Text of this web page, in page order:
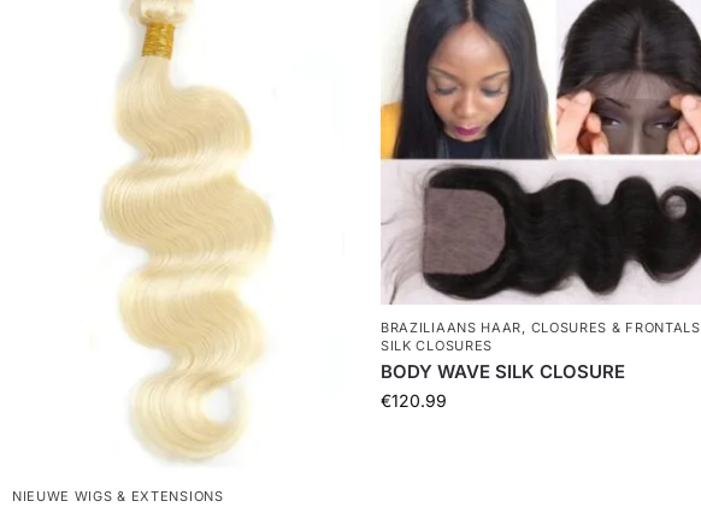
NIEUWE WIGS & EXTENSIONS
BRAZILIAANS HAAR, CLOSURES & FRONTALS
SILK CLOSURES
BODY WAVE SILK CLOSURE
€120.99